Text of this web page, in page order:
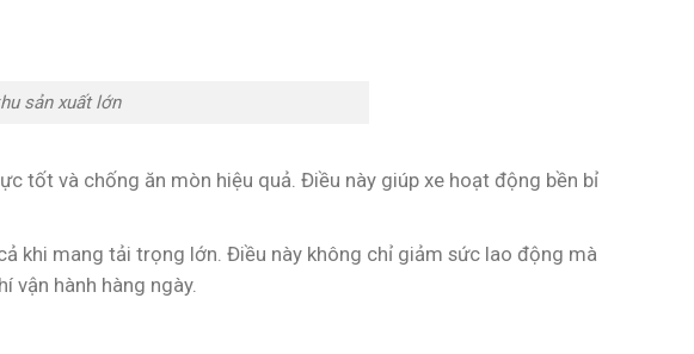
sản xuất lớn
tốt và chống ăn mòn hiệu quả. Điều này giúp xe hoạt động bền bỉ
khi mang tải trọng lớn. Điều này không chỉ giảm sức lao động mà
vận hành hàng ngày.